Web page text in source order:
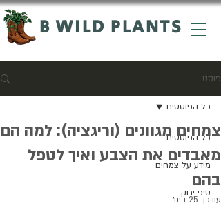
B WILD PLANTS
פוסט
כל הפוסטים
מידע על צמחים
טיפ ירוק
כל הפוסטים
צמחים מגוונים (וריגציה): למה הם
מאבדים את הצבע ואיך לטפל
בהם
עודכן: 25 בינו׳